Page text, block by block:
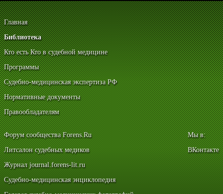
Главная
Библиотека
Кто есть Кто в судебной медицине
Программы
Судебно-медицинская экспертиза РФ
Нормативные документы
Правообладателям
Форум сообщества Forens.Ru
Литсалон судебных медиков
Журнал journal.forens-lit.ru
Судебно-медицинская энциклопедия
Мы в:
ВКонтакте